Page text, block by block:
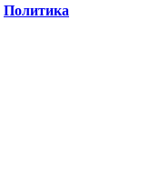
Политика